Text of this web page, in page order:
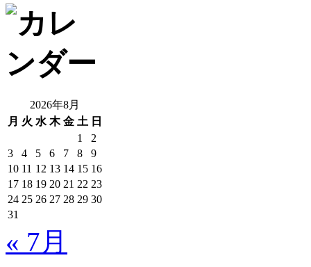
2026年8月
月 火 水 木 金 土 日
1
2
3
4 5 6 7 8
9
10 11 12 13 14 15 16
17 18 19 20 21 22 23
24 25 26 27 28 29 30
31
« 7月